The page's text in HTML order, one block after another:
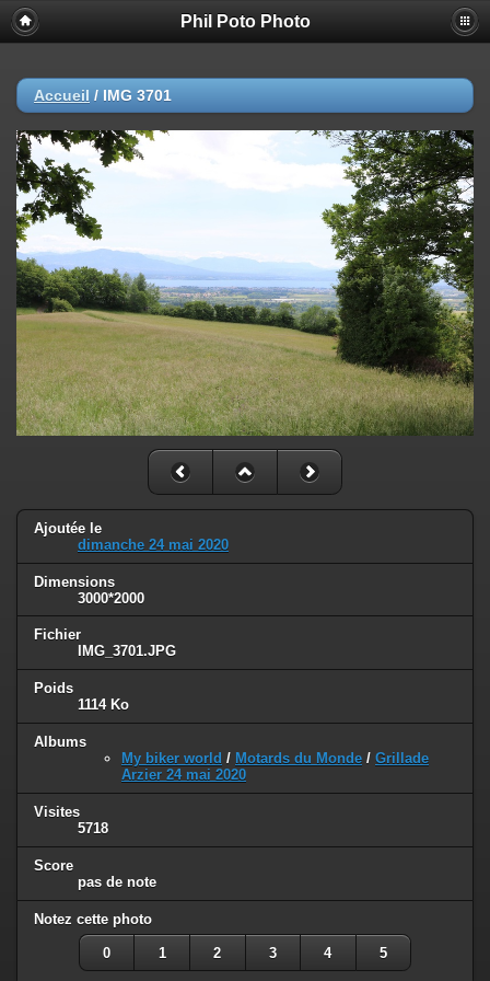
Phil Poto Photo
Accueil / IMG 3701
Ajoutée le
dimanche 24 mai 2020
Dimensions
3000*2000
Fichier
IMG_3701.JPG
Poids
1114 Ko
Albums
My biker world / Motards du Monde / Grillade
Arzier 24 mai 2020
Visites
5718
Score
pas de note
Notez cette photo
0 1 2 3 4 5